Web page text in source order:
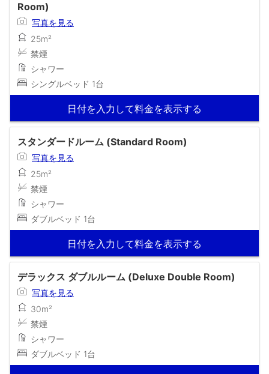
Room)
写真を見る
25m²
禁煙
シャワー
シングルベッド 1台
日付を入力して料金を表示する
スタンダードルーム (Standard Room)
写真を見る
25m²
禁煙
シャワー
ダブルベッド 1台
日付を入力して料金を表示する
デラックス ダブルルーム (Deluxe Double Room)
写真を見る
30m²
禁煙
シャワー
ダブルベッド 1台